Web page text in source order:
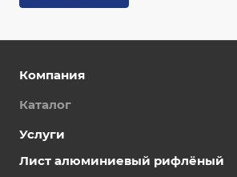
Компания
Каталог
Услуги
Лист алюминиевый рифлёный